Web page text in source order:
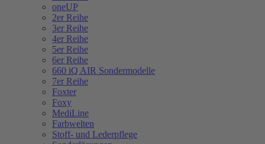
oneUP
2er Reihe
3er Reihe
4er Reihe
5er Reihe
6er Reihe
660 iQ AIR Sondermodelle
7er Reihe
Foxter
Foxy
MediLine
Farbwelten
Stoff- und Lederpflege